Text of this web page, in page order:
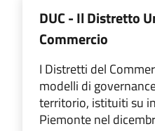
DUC - Il Distretto
Commercio
I Distretti del
modelli di
territorio, istituiti su
Piemonte nel